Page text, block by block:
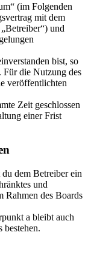
(im Folgenden
mit dem
und
bist, so
Für die Nutzung des
veröffentlichten
Zeit geschlossen
einer Frist
dem Betreiber ein
und
Rahmen des Boards
a bleibt auch
bestehen.